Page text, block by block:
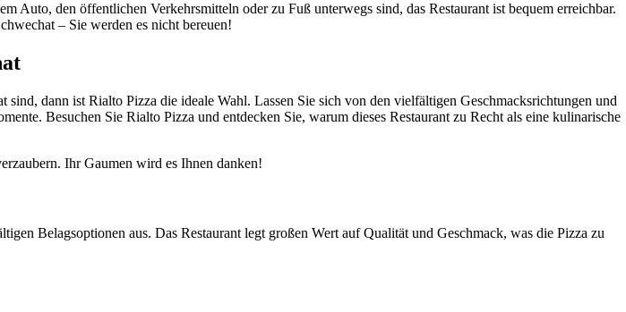
Auto, den öffentlichen Verkehrsmitteln oder zu Fuß unterwegs sind, das Restaurant ist bequem erreichbar.
– Sie werden es nicht bereuen!
dann ist Rialto Pizza die ideale Wahl. Lassen Sie sich von den vielfältigen Geschmacksrichtungen und
Besuchen Sie Rialto Pizza und entdecken Sie, warum dieses Restaurant zu Recht als eine kulinarische
Ihr Gaumen wird es Ihnen danken!
Belagsoptionen aus. Das Restaurant legt großen Wert auf Qualität und Geschmack, was die Pizza zu